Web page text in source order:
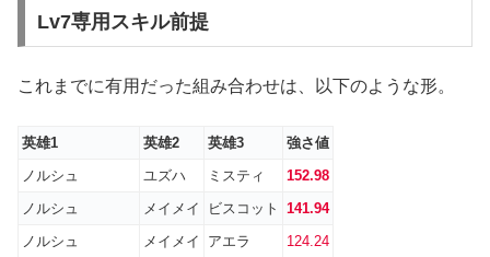
Lv7専用スキル前提
これまでに有用だった組み合わせは、以下のような形。
英雄1 英雄2 英雄3
強さ値
ノルシュ
ユズハ ミスティ
152.98
ノルシュ
メイメイ ビスコット
141.94
ノルシュ
メイメイ アエラ
124.24